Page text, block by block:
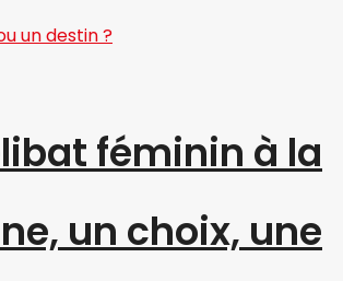
féminin à la
un choix, une